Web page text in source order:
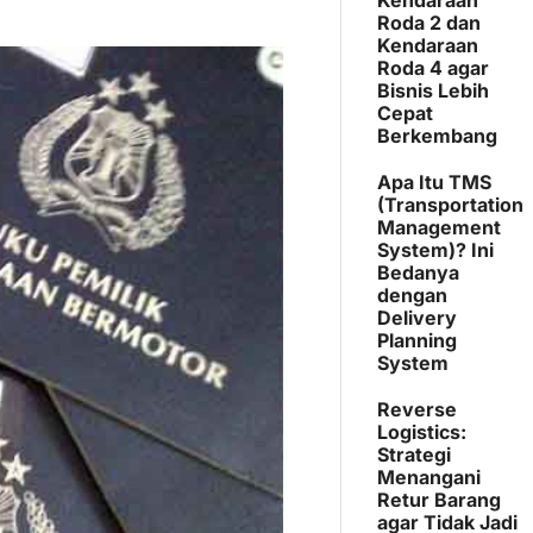
Roda 2 dan
Kendaraan
Roda 4 agar
Bisnis Lebih
Cepat
Berkembang
Apa Itu TMS
(Transportation
Management
System)? Ini
Bedanya
dengan
Delivery
Planning
System
Reverse
Logistics:
Strategi
Menangani
Retur Barang
agar Tidak Jadi